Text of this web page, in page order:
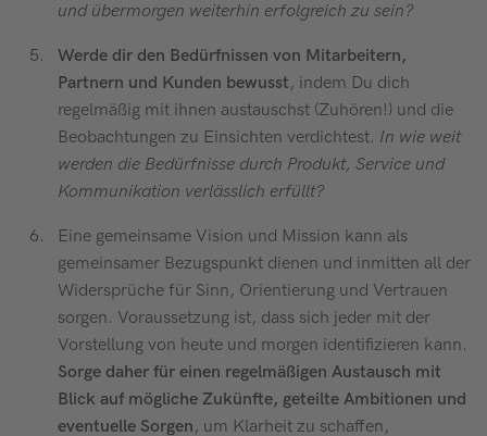
und übermorgen weiterhin erfolgreich zu sein?
Werde dir den Bedürfnissen von Mitarbeitern,
Partnern und Kunden bewusst, indem Du dich
regelmäßig mit ihnen austauschst (Zuhören!) und die
Beobachtungen zu Einsichten verdichtest. In wie weit
werden die Bedürfnisse durch Produkt, Service und
Kommunikation verlässlich erfüllt?
Eine gemeinsame Vision und Mission kann als
gemeinsamer Bezugspunkt dienen und inmitten all der
Widersprüche für Sinn, Orientierung und Vertrauen
sorgen. Voraussetzung ist, dass sich jeder mit der
Vorstellung von heute und morgen identifizieren kann.
Sorge daher für einen regelmäßigen Austausch mit
Blick auf mögliche Zukünfte, geteilte Ambitionen und
eventuelle Sorgen, um Klarheit zu schaffen,